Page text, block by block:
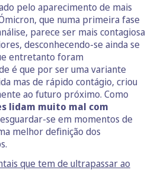
pelo aparecimento de mais
que numa primeira fase
parece ser mais contagiosa
desconhecendo-se ainda se
entretanto foram
é que por ser uma variante
mas de rápido contágio, criou
ao futuro próximo. Como
lidam muito mal com
se em momentos de
melhor definição dos
que tem de ultrapassar ao